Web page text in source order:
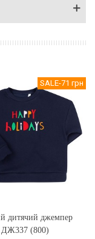
SALE-71 грн
дитячий джемпер
ДЖ337 (800)